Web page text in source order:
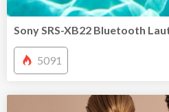
Sony SRS-XB22 Bluetooth
5091